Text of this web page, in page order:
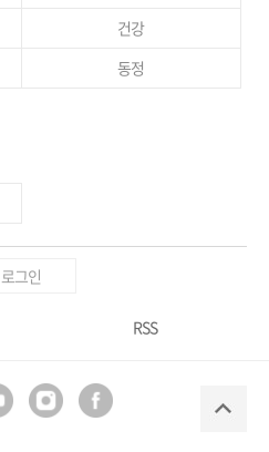
건강
동정
로그인
RSS